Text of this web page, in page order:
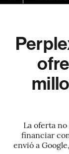
La oferta
financiar
envió a